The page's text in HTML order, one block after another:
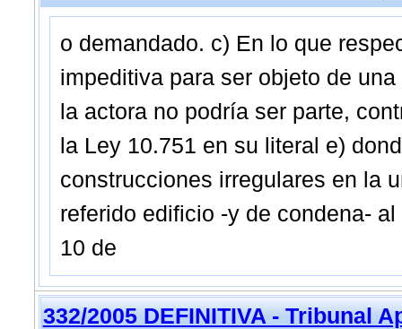
o demandado. c) En lo que
impeditiva para ser objeto de
la actora no podría ser parte,
la Ley 10.751 en su literal e)
construcciones irregulares en la
referido edificio -y de condena-
10 de
332/2005 DEFINITIVA - Tribunal